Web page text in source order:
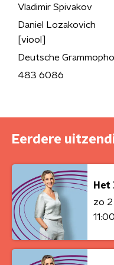
Vladimir Spivakov
Daniel Lozakovich
[viool]
Deutsche
483 6086
Eerdere
Het
zo